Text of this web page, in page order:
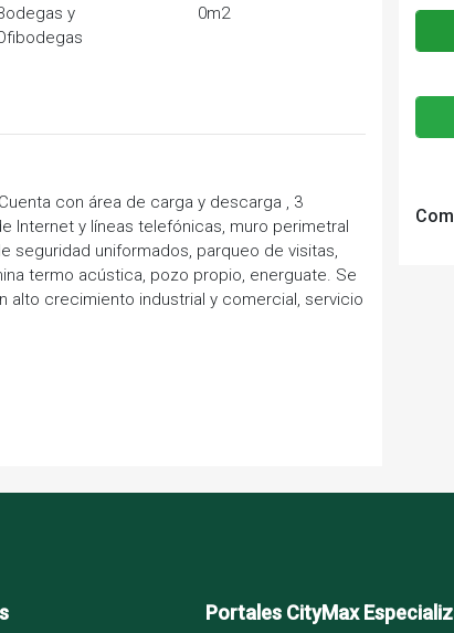
y
0m2
con área de carga y descarga , 3
Internet y líneas telefónicas, muro perimetral
seguridad uniformados, parqueo de visitas,
termo acústica, pozo propio, energuate. Se
crecimiento industrial y comercial, servicio
Portales CityMax